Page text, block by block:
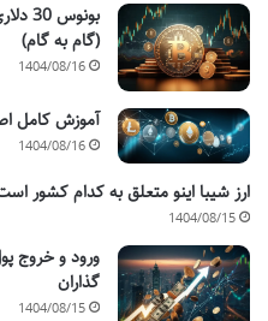
(گام به گام)
1404/08/16
آموزش کامل
1404/08/16
ارز شیبا اینو متعلق به کدام کشور
1404/08/15
ورود و خروج
گذاران
1404/08/15